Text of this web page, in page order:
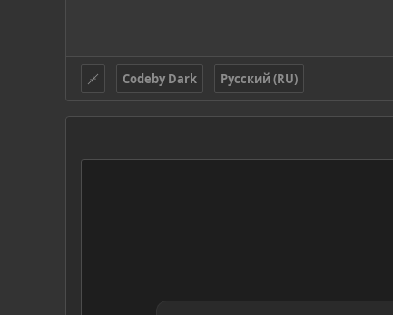
Codeby Dark Русский (RU)